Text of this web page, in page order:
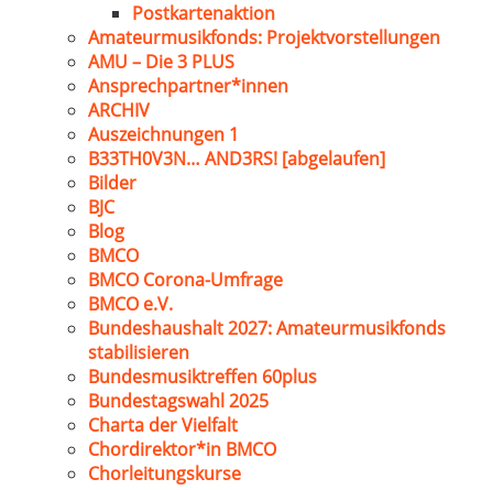
Postkartenaktion
Amateurmusikfonds: Projektvorstellungen
AMU – Die 3 PLUS
Ansprechpartner*innen
ARCHIV
Auszeichnungen 1
B33TH0V3N… AND3RS! [abgelaufen]
Bilder
BJC
Blog
BMCO
BMCO Corona-Umfrage
BMCO e.V.
Bundeshaushalt 2027: Amateurmusikfonds
stabilisieren
Bundesmusiktreffen 60plus
Bundestagswahl 2025
Charta der Vielfalt
Chordirektor*in BMCO
Chorleitungskurse